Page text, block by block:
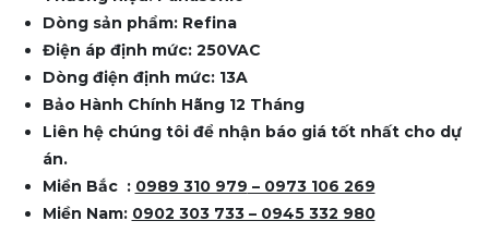
Dòng sản phẩm: Refina
Điện áp định mức: 250VAC
Dòng điện định mức: 13A
Bảo Hành Chính Hãng 12 Tháng
Liên hệ chúng tôi để nhận báo giá tốt nhất cho dự
án.
Miền Bắc : 0989 310 979 – 0973 106 269
Miền Nam: 0902 303 733 – 0945 332 980